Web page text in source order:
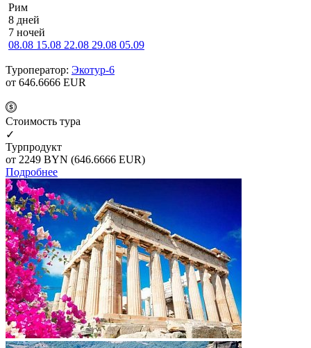
Рим
8 дней
7 ночей
08.08 15.08 22.08 29.08 05.09
Туроператор: Экотур-6
от 646.6666 EUR
Cтоимость тура
✓
Турпродукт
от 2249 BYN (646.6666 EUR)
Подробнее